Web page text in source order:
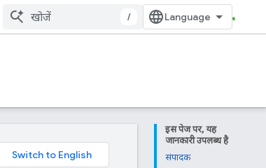
/
इस पेज पर, यह
जानकारी उपलब्ध है
संपादक